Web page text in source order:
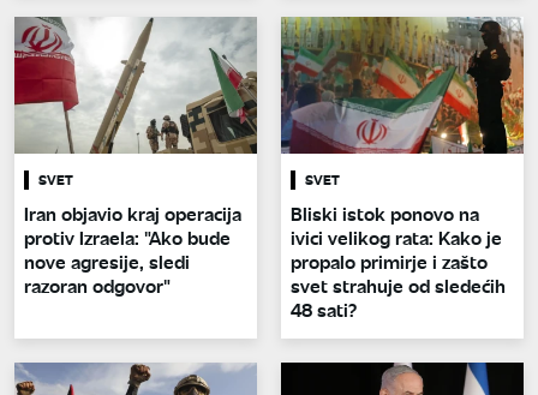
SVET
Iran objavio kraj operacija
protiv Izraela: "Ako bude
nove agresije, sledi
razoran odgovor"
SVET
Bliski istok ponovo na
ivici velikog rata: Kako je
propalo primirje i zašto
svet strahuje od sledećih
48 sati?